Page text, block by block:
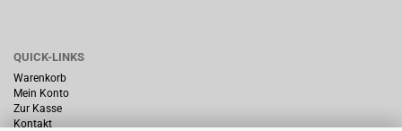
QUICK-LINKS
Warenkorb
Mein Konto
Zur Kasse
Kontakt